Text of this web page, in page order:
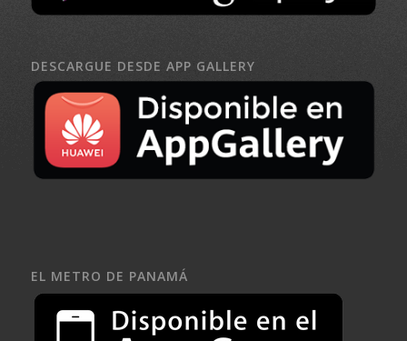
DESCARGUE DESDE APP GALLERY
EL METRO DE PANAMÁ